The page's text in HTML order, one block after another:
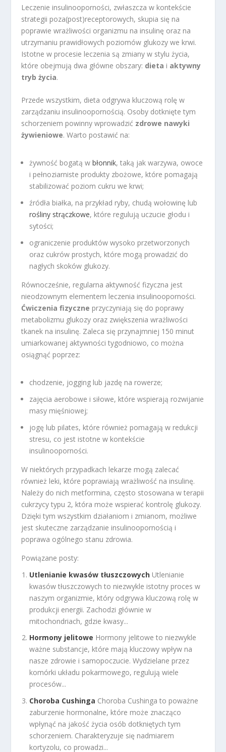
Leczenie insulinooporności, zwłaszcza w kontekście
strategii poza(post)receptorowych, skupia się na
poprawie wrażliwości organizmu na insulinę oraz na
utrzymaniu prawidłowych poziomów glukozy we krwi.
Istotne w procesie leczenia są zmiany w stylu życia,
które obejmują dwa główne obszary: dieta i aktywny
tryb życia.
Przede wszystkim, dieta odgrywa kluczową rolę w
zarządzaniu insulinoopornością. Osoby dotknięte tym
schorzeniem powinny wprowadzić zdrowe nawyki
żywieniowe. Warto postawić na:
żywność bogatą wbłonnik, taką jak warzywa, owoce
i pełnoziarniste produkty zbożowe, które pomagają
stabilizować poziom cukru we krwi;
źródła białka, na przykład ryby, chudą wołowinę lub
rośliny strączkowe, które regulują uczucie głodu i
sytości;
ograniczenie produktów wysoko przetworzonych
oraz cukrów prostych, które mogą prowadzić do
nagłych skoków glukozy.
Równocześnie, regularna aktywność fizyczna jest
nieodzownym elementem leczenia insulinooporności.
Ćwiczenia fizyczne przyczyniają się do poprawy
metabolizmu glukozy oraz zwiększenia wrażliwości
tkanek na insulinę. Zaleca się przynajmniej 150 minut
umiarkowanej aktywności tygodniowo, co można
osiągnąć poprzez:
chodzenie, jogging lub jazdę na rowerze;
zajęcia aerobowe i siłowe, które wspierają rozwijanie
masy mięśniowej;
jogę lub pilates, które również pomagają w redukcji
stresu, co jest istotne w kontekście
insulinooporności.
W niektórych przypadkach lekarze mogą zalecać
również leki, które poprawiają wrażliwość na insulinę.
Należy do nich metformina, często stosowana w terapii
cukrzycy typu 2, która może wspierać kontrolę glukozy.
Dzięki tym wszystkim działaniom i zmianom, możliwe
jest skuteczne zarządzanie insulinoopornością i
poprawa ogólnego stanu zdrowia.
Powiązane posty:
Utlenianie kwasów tłuszczowych Utlenianie
kwasów tłuszczowych to niezwykle istotny proces w
naszym organizmie, który odgrywa kluczową rolę w
produkcji energii. Zachodzi głównie w
mitochondriach, gdzie kwasy...
Hormony jelitowe Hormony jelitowe to niezwykle
ważne substancje, które mają kluczowy wpływ na
nasze zdrowie i samopoczucie. Wydzielane przez
komórki układu pokarmowego, regulują wiele
procesów...
Choroba Cushinga Choroba Cushinga to poważne
zaburzenie hormonalne, które może znacząco
wpłynąć na jakość życia osób dotkniętych tym
schorzeniem. Charakteryzuje się nadmiarem
kortyzolu, co prowadzi...